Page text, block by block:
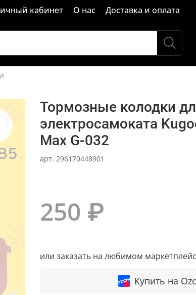
кабинет О нас Доставка и оплата
арт.296170448901
Тормозные колодки
электросамоката
Max G-032
250 ₽
или заказать на любимом
Купить на